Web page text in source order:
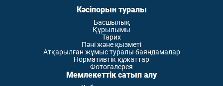
Кәсіпорын туралы
Басшылық
Құрылымы
Тарих
Пәні және қызметі
Атқарылған жұмыс туралы баяндамалар
Нормативтік құжаттар
Фотогалерея
Мемлекеттік сатып алу